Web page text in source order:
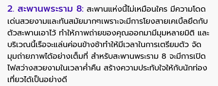
2. สะพานพระราม 8: สะพานแห่งนี้ไม่เหมือนใคร มีความโดด
เด่นสวยงามและทันสมัยมากๆเพราะจะมีการโยงสายเคเบิ้ลยึดกับ
ตัวสะพานเอาไว้ ทำให้ภาพถ่ายของคุณออกมามีมุมหลายมิติ และ
บริเวณนี้เรือจะแล่นค่อนข้างช้าทำให้มีเวลาในการเตรียมตัว จัด
มุมถ่ายภาพได้อย่างเต็มที่ สำหรับสะพานพระราม 8 จะมีการเปิด
ไฟสว่างสวยงามในเวลาค่ำคืน สร้างความประทับใจให้กับนักท่อง
เที่ยวได้เป็นอย่างดี